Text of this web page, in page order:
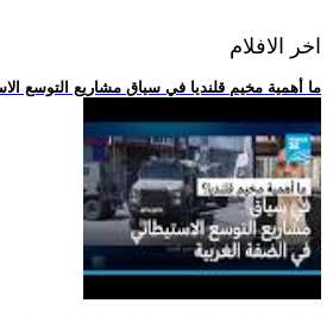
اخر الافلام
.. ما أهمية مخيم قلنديا في سياق مشاريع التوسع